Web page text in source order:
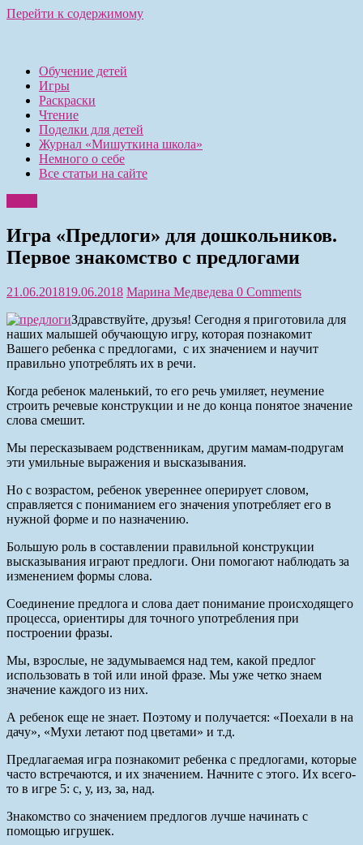
Перейти к содержимому
Обучение детей
Игры
Раскраски
Чтение
Поделки для детей
Журнал «Мишуткина школа»
Немного о себе
Все статьи на сайте
Игра «Предлоги» для дошкольников.
Первое знакомство с предлогами
21.06.201819.06.2018 Марина Медведева 0 Comments
Здравствуйте, друзья! Сегодня я приготовила для
наших малышей обучающую игру, которая познакомит
Вашего ребенка с предлогами, с их значением и научит
правильно употреблять их в речи.
Когда ребенок маленький, то его речь умиляет, неумение
строить речевые конструкции и не до конца понятое значение
слова смешит.
Мы пересказываем родственникам, другим мамам-подругам
эти умильные выражения и высказывания.
Но с возрастом, ребенок увереннее оперирует словом,
справляется с пониманием его значения употребляет его в
нужной форме и по назначению.
Большую роль в составлении правильной конструкции
высказывания играют предлоги. Они помогают наблюдать за
изменением формы слова.
Соединение предлога и слова дает понимание происходящего
процесса, ориентиры для точного употребления при
построении фразы.
Мы, взрослые, не задумываемся над тем, какой предлог
использовать в той или иной фразе. Мы уже четко знаем
значение каждого из них.
А ребенок еще не знает. Поэтому и получается: «Поехали в на
дачу», «Мухи летают под цветами» и т.д.
Предлагаемая игра познакомит ребенка с предлогами, которые
часто встречаются, и их значением. Начните с этого. Их всего-
то в игре 5: с, у, из, за, над.
Знакомство со значением предлогов лучше начинать с
помощью игрушек.